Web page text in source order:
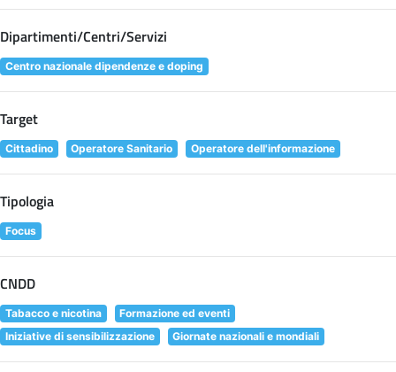
Dipartimenti/Centri/Servizi
Centro nazionale dipendenze e doping
Target
Cittadino Operatore Sanitario Operatore dell'informazione
Tipologia
Focus
CNDD
Tabacco e nicotina
Formazione ed eventi
Iniziative di sensibilizzazione
Giornate nazionali e mondiali